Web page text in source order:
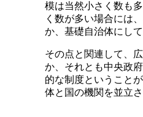
模は当然小さく数も
く数が多い場合には
か、基礎自治体にし
その点と関連して、
か、それとも中央政
的な制度ということ
体と国の機関を並立